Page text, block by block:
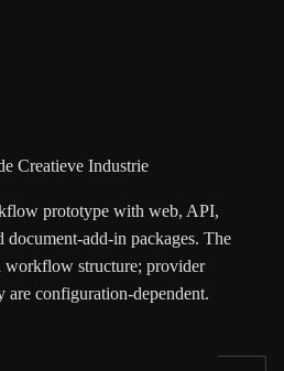
Creatieve Industrie
prototype with web, API,
add-in packages. The
workflow structure; provider
configuration-dependent.